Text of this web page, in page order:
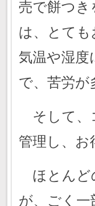
売で餅つ
は、とて
気温や湿度
で、苦労が
そして、
管理し、お
ほとんど
が、ごく一